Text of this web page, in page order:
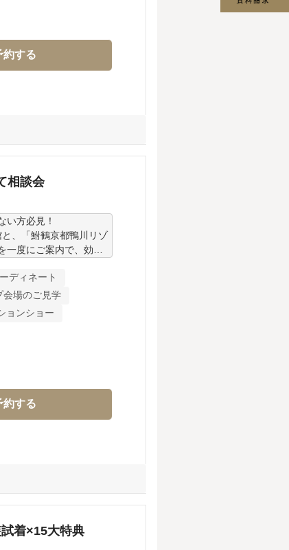
約する
相談会
い方必見！
、「鮒鶴京都鴨川リゾ
度にご案内で、効率
をご提案。
はお早めに＞
ディネート
会場のご見学
ョンショー
約する
着×15大特典